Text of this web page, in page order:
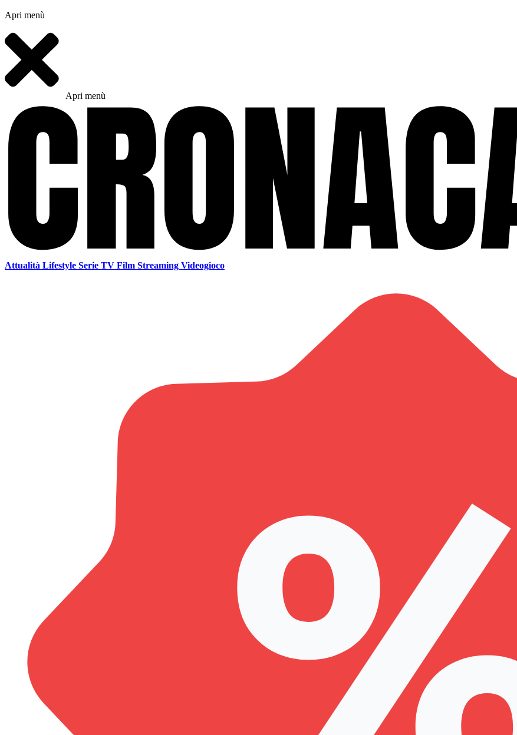
Apri menù
Apri menù
Attualità Lifestyle Serie TV Film Streaming Videogioco